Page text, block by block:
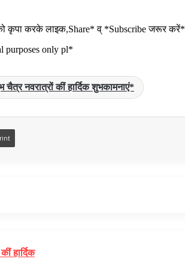
कृपा करके लाइक,Share* व् *Subscribe जरूर करें*
purposes only pl*
नवरात्रों कीं हार्दिक शुभकामनाएं*
हार्दिक